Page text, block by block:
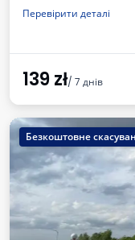
ПДВ
Перевірити деталі
139zł/ 7 днів
Безкоштовне